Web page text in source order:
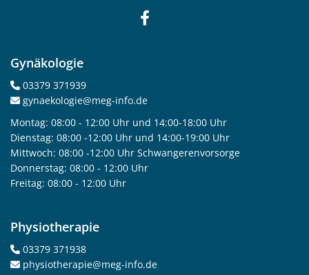
Gynäkologie
 03379 371939
 gynaekologie@meg-info.de
Montag: 08:00 - 12:00 Uhr und 14:00-18:00 Uhr
Dienstag: 08:00 -12:00 Uhr und 14:00-19:00 Uhr
Mittwoch: 08:00 -12:00 Uhr Schwangerenvorsorge
Donnerstag: 08:00 - 12:00 Uhr
Freitag: 08:00 - 12:00 Uhr
Physiotherapie
 03379 371938
 physiotherapie@meg-info.de